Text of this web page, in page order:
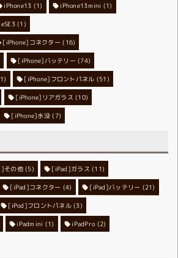
iPhone13 (1) iPhone13mini (1)
(1)
[iPhone]コネクター (16)
[iPhone]バッテリー (74)
[iPhone]フロントパネル (51)
[iPhone]リアガラス (10)
[iPhone]水没 (7)
その他 (5) [iPad]ガラス (11)
[iPad]コネクター (4) [iPad]バッテリー (21)
[iPod]フロントパネル(3)
iPadmini (1) iPadPro(2)